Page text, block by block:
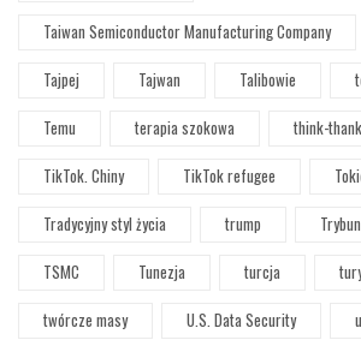
Taiwan Semiconductor Manufacturing Company
Tajpej
Tajwan Talibowie
Temu
terapia szokowa
think-
TikTok. Chiny
TikTok refugee
Tradycyjny styl życia
trump
TSMC
Tunezja turcja
twórcze masy
U.S. Data Security